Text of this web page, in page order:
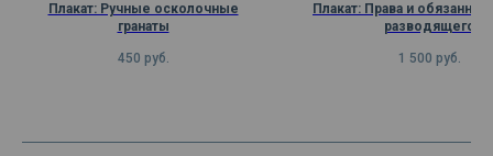
Плакат: Ручные осколочные
гранаты
450 руб.
Плакат: Права и
разводящего
1 500 руб.